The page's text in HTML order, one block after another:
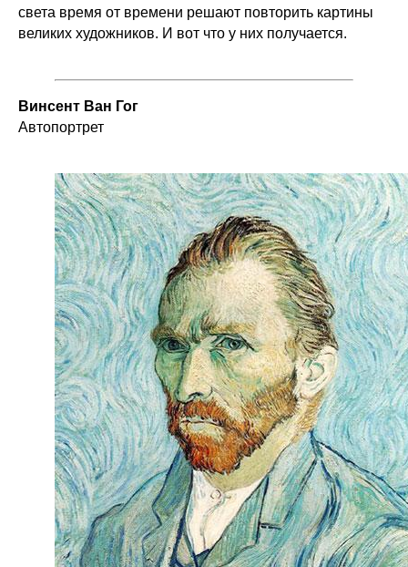
света время от времени решают повторить картины
великих художников. И вот что у них получается.
Винсент Ван Гог
Автопортрет